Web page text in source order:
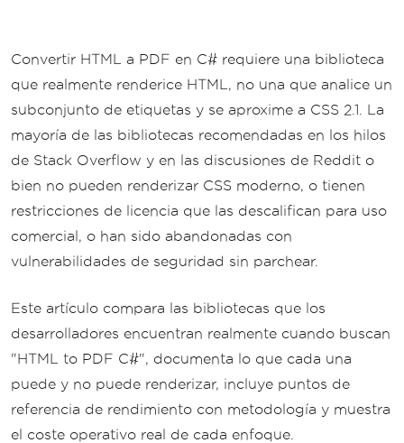
Convertir HTML a PDF en C# requiere una biblioteca
que realmente renderice HTML, no una que analice un
subconjunto de etiquetas y se aproxime a CSS 2.1. La
mayoría de las bibliotecas recomendadas en los hilos
de Stack Overflow y en las discusiones de Reddit o
bien no pueden renderizar CSS moderno, o tienen
restricciones de licencia que las descalifican para uso
comercial, o han sido abandonadas con
vulnerabilidades de seguridad sin parchear.
Este artículo compara las bibliotecas que los
desarrolladores encuentran realmente cuando buscan
"HTML to PDF C#", documenta lo que cada una
puede y no puede renderizar, incluye puntos de
referencia de rendimiento con metodología y muestra
el coste operativo real de cada enfoque.